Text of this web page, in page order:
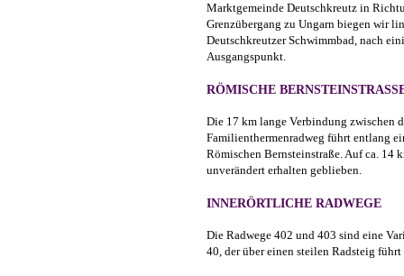
Marktgemeinde Deutschkreutz in
Grenzübergang zu Ungarn biegen wir
Deutschkreutzer Schwimmbad, nach
Ausgangspunkt.
RÖMISCHE BERNSTEINSTRASSE
Die 17 km lange Verbindung zwischen
Familienthermenradweg führt entlang
Römischen Bernsteinstraße. Auf ca. 14
unverändert erhalten geblieben.
INNERÖRTLICHE RADWEGE
Die Radwege 402 und 403 sind eine
40, der über einen steilen Radsteig